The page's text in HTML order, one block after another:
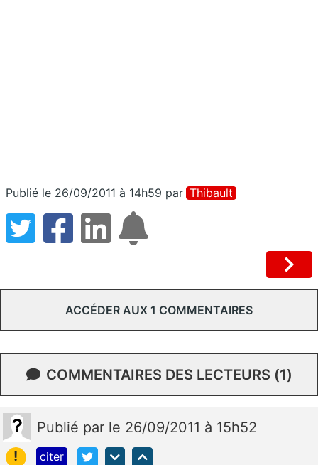
Publié le 26/09/2011 à 14h59 par Thibault
ACCÉDER AUX 1 COMMENTAIRES
COMMENTAIRES DES LECTEURS (1)
Publié par le 26/09/2011 à 15h52
!
citer